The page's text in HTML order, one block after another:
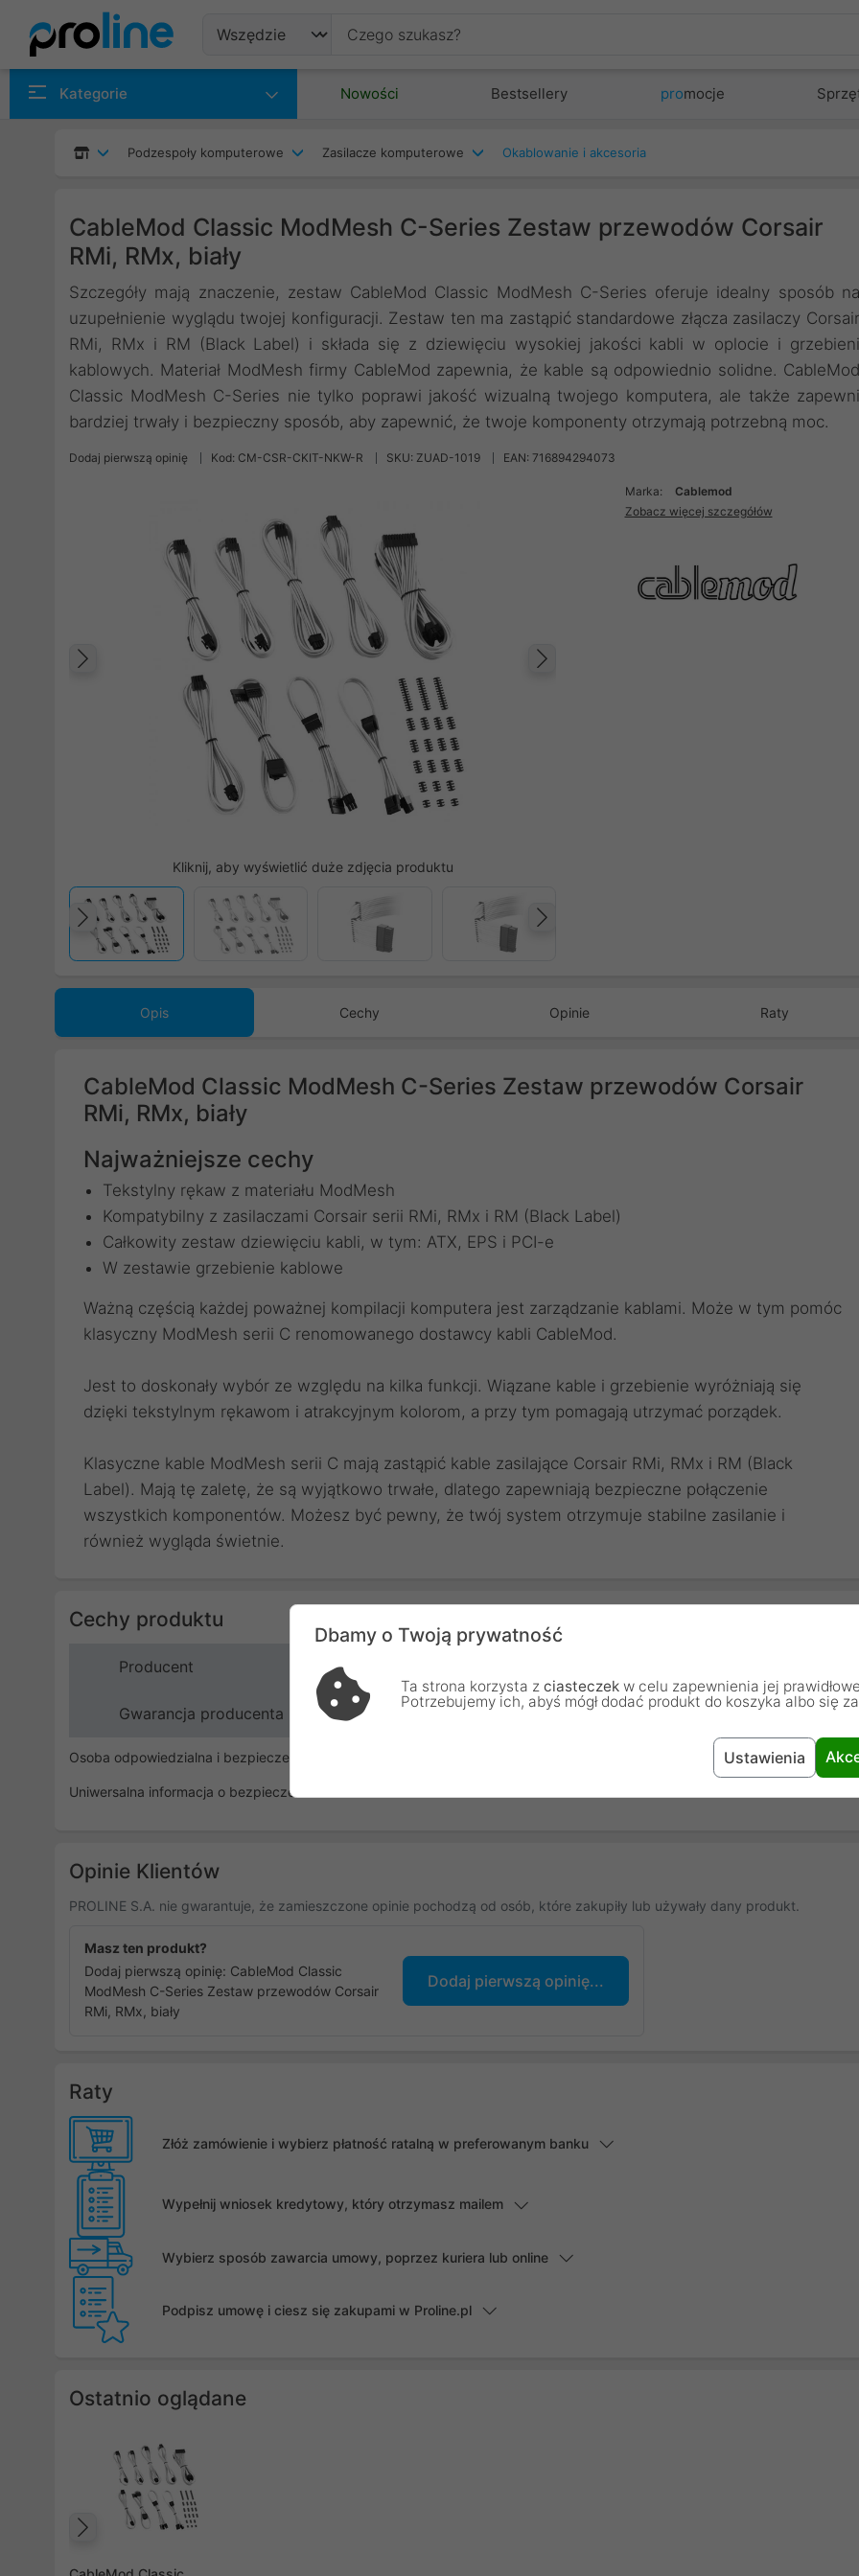
Kategorie Nowości Bestsellery promocje
Podzespoły komputerowe Zasilacze komputerowe Okablowanie i akcesoria
CableMod Classic ModMesh C-Series Zestaw przewodów Corsair
RMi, RMx, biały
Szczegóły mają znaczenie, zestaw CableMod Classic ModMesh C-Series oferuje idealny sposób na
uzupełnienie wyglądu twojej konfiguracji. Zestaw ten ma zastąpić standardowe złącza zasilaczy Corsair
RMi, RMx i RM (Black Label) i składa się z dziewięciu wysokiej jakości kabli w oplocie i grzebieni
kablowych. Materiał ModMesh firmy CableMod zapewnia, że kable są odpowiednio solidne. CableMod
Classic ModMesh C-Series nie tylko poprawi jakość wizualną twojego komputera, ale także zapewni
bardziej trwały i bezpieczny sposób, aby zapewnić, że twoje komponenty otrzymają potrzebną moc.
Dodaj pierwszą opinię Kod: CM-CSR-CKIT-NKW-R SKU: ZUAD-1019 EAN: 716894294073
Poprzedni
Kliknij, aby wyświetlić duże zdjęcia produktu
Poprzedni
Marka:
Cablemod
Zobacz więcej szczegółów
Opis Cechy Opinie Raty
CableMod Classic ModMesh C-Series Zestaw przewodów Corsair
RMi, RMx, biały
Najważniejsze cechy
Tekstylny rękaw z materiału ModMesh
Kompatybilny z zasilaczami Corsair serii RMi, RMx i RM (Black Label)
Całkowity zestaw dziewięciu kabli, w tym: ATX, EPS i PCI-e
W zestawie grzebienie kablowe
Ważną częścią każdej poważnej kompilacji komputera jest zarządzanie kablami. Może w tym pomóc
klasyczny ModMesh serii C renomowanego dostawcy kabli CableMod.
Jest to doskonały wybór ze względu na kilka funkcji. Wiązane kable i grzebienie wyróżniają się
dzięki tekstylnym rękawom i atrakcyjnym kolorom, a przy tym pomagają utrzymać porządek.
Klasyczne kable ModMesh serii C mają zastąpić kable zasilające Corsair RMi, RMx i RM (Black
Label). Mają tę zaletę, że są wyjątkowo trwałe, dlatego zapewniają bezpieczne połączenie
wszystkich komponentów. Możesz być pewny, że twój system otrzymuje stabilne zasilanie i
również wygląda świetnie.
Cechy produktu
Producent
Gwarancja producenta 12 miesięcy
Osoba odpowiedzialna i bezpieczeństwo
Uniwersalna informacja o bezpieczeństwie
Opinie Klientów
PROLINE S.A. nie gwarantuje, że zamieszczone opinie pochodzą od osób, które zakupiły lub używały dany produkt.
Masz ten produkt?
Dodaj pierwszą opinię: CableMod Classic
ModMesh C-Series Zestaw przewodów Corsair
RMi, RMx, biały
Dodaj pierwszą opinię...
Raty
Złóż zamówienie i wybierz płatność ratalną w preferowanym banku
Wypełnij wniosek kredytowy, który otrzymasz mailem
Wybierz sposób zawarcia umowy, poprzez kuriera lub online
Podpisz umowę i ciesz się zakupami w Proline.pl
Ostatnio oglądane
Dbamy o Twoją prywatność
Ta strona korzysta z ciasteczek w celu zapewnienia jej
Potrzebujemy ich, abyś mógł dodać produkt do koszyka albo się
Ustawienia